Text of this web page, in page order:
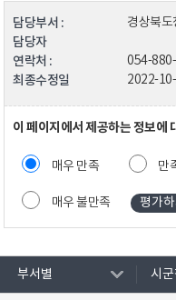
담당부서 : 경상북도
담당자
연락처 :
054-
최종수정일 2022-
이 페이지에서 제공하는 정보에
매우 만족 만
매우 불만족
부서별 시군